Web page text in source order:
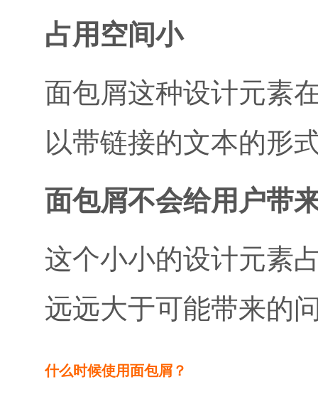
占用空间小
面包屑这种设计元素
以带链接的文本的形
面包屑不会给用户带
这个小小的设计元素
远远大于可能带来的
什么时候使用面包屑？